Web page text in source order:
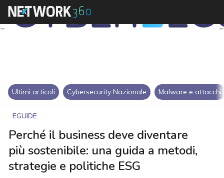
Ultimi articoli Cybersecurity Nazionale Malware e attacchi
EGUIDE
Perché il business deve diventare
più sostenibile: una guida a metodi,
strategie e politiche ESG